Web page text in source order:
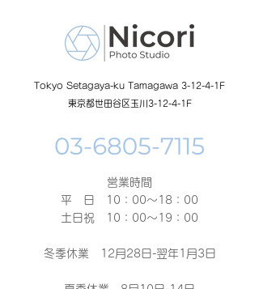
Tokyo Setagaya-ku Tamagawa 3-12-4-1F
東京都世田谷区玉川3-12-4-1F
営業時間
平 日 10：00～18：00​
土日祝 10：00～19：00
冬季休業 12月28日-翌年1月3日